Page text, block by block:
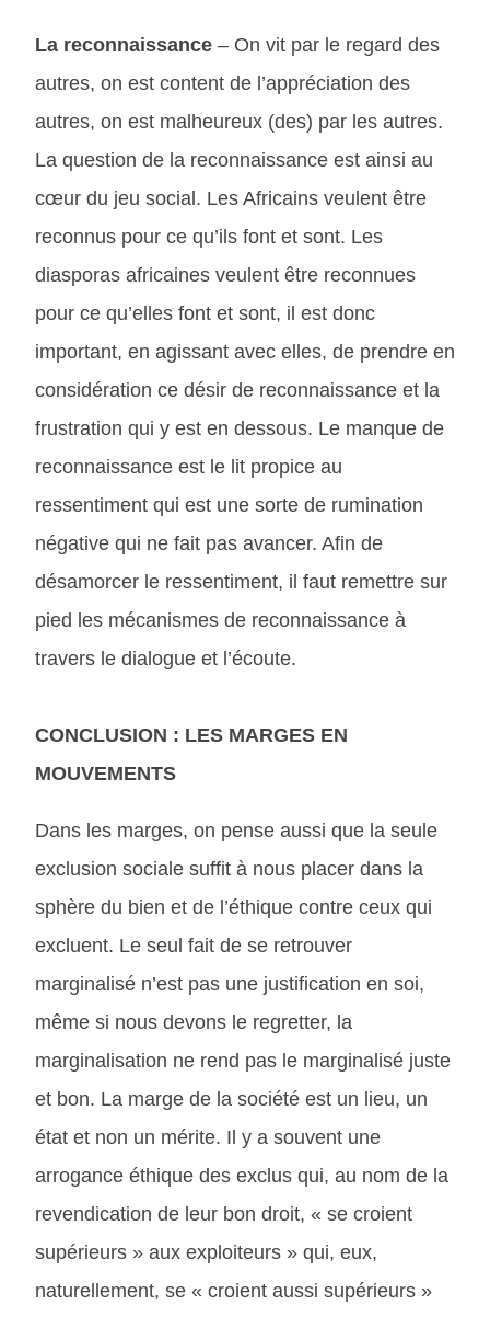
La reconnaissance – On vit par le regard des
autres, on est content de l’appréciation des
autres, on est malheureux (des) par les autres.
La question de la reconnaissance est ainsi au
cœur du jeu social. Les Africains veulent être
reconnus pour ce qu’ils font et sont. Les
diasporas africaines veulent être reconnues
pour ce qu’elles font et sont, il est donc
important, en agissant avec elles, de prendre en
considération ce désir de reconnaissance et la
frustration qui y est en dessous. Le manque de
reconnaissance est le lit propice au
ressentiment qui est une sorte de rumination
négative qui ne fait pas avancer. Afin de
désamorcer le ressentiment, il faut remettre sur
pied les mécanismes de reconnaissance à
travers le dialogue et l’écoute.
CONCLUSION : LES MARGES EN
MOUVEMENTS
Dans les marges, on pense aussi que la seule
exclusion sociale suffit à nous placer dans la
sphère du bien et de l’éthique contre ceux qui
excluent. Le seul fait de se retrouver
marginalisé n’est pas une justification en soi,
même si nous devons le regretter, la
marginalisation ne rend pas le marginalisé juste
et bon. La marge de la société est un lieu, un
état et non un mérite. Il y a souvent une
arrogance éthique des exclus qui, au nom de la
revendication de leur bon droit, « se croient
supérieurs » aux exploiteurs » qui, eux,
naturellement, se « croient aussi supérieurs »